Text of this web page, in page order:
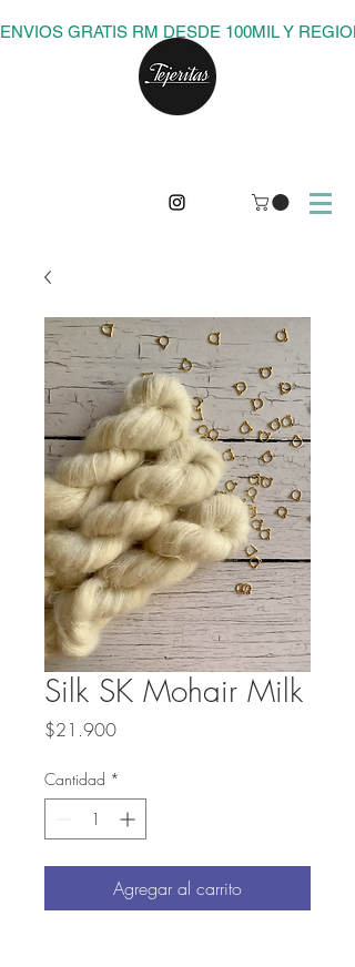
ENVIOS GRATIS RM DESDE 100MIL Y
Silk SK Mohair Milk
$21.900Precio
Cantidad *
Agregar al carrito